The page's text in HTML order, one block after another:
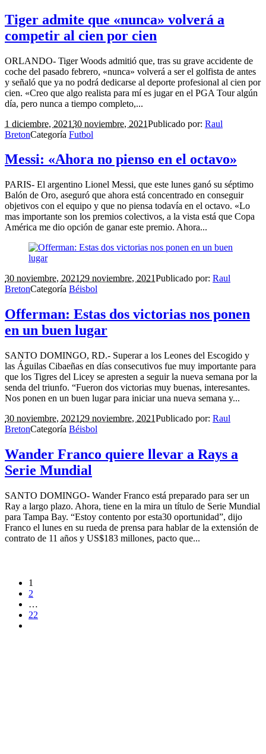
Tiger admite que «nunca» volverá a
competir al cien por cien
ORLANDO- Tiger Woods admitió que, tras su grave accidente de
coche del pasado febrero, «nunca» volverá a ser el golfista de antes
y señaló que ya no podrá dedicarse al deporte profesional al cien por
cien. «Creo que algo realista para mí es jugar en el PGA Tour algún
día, pero nunca a tiempo completo,...
1 diciembre, 202130 noviembre, 2021Publicado por: Raul
BretonCategoría Futbol
Messi: «Ahora no pienso en el octavo»
PARIS- El argentino Lionel Messi, que este lunes ganó su séptimo
Balón de Oro, aseguró que ahora está concentrado en conseguir
objetivos con el equipo y que no piensa todavía en el octavo. «Lo
mas importante son los premios colectivos, a la vista está que Copa
América me dio opción de ganar este premio. Ahora...
30 noviembre, 2021 29 noviembre, 2021Publicado por: Raul
BretonCategoría Béisbol
Offerman: Estas dos victorias nos ponen
en un buen lugar
SANTO DOMINGO, RD.- Superar a los Leones del Escogido y
las Águilas Cibaeñas en días consecutivos fue muy importante para
que los Tigres del Licey se apresten a seguir la nueva semana por la
senda del triunfo. “Fueron dos victorias muy buenas, interesantes.
Nos ponen en un buen lugar para iniciar una nueva semana y...
30 noviembre, 2021 29 noviembre, 2021Publicado por: Raul
BretonCategoría Béisbol
Wander Franco quiere llevar a Rays a
Serie Mundial
SANTO DOMINGO- Wander Franco está preparado para ser un
Ray a largo plazo. Ahora, tiene en la mira un título de Serie Mundial
para Tampa Bay. “Estoy contento por esta30 oportunidad”, dijo
Franco el lunes en su rueda de prensa para hablar de la extensión de
contrato de 11 años y US$183 millones, pacto que...
1
2
…
22